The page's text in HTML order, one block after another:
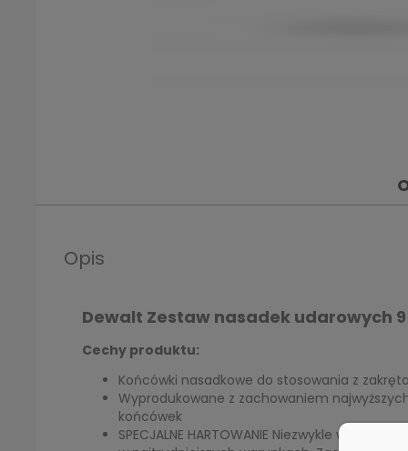
Opis
Dewalt Zestaw nasadek udarowych 9
Cechy produktu:
Końcówki nasadkowe do stosowania z
Wyprodukowane z zachowaniem
końcówek
SPECJALNE HARTOWANIE Niezwykle